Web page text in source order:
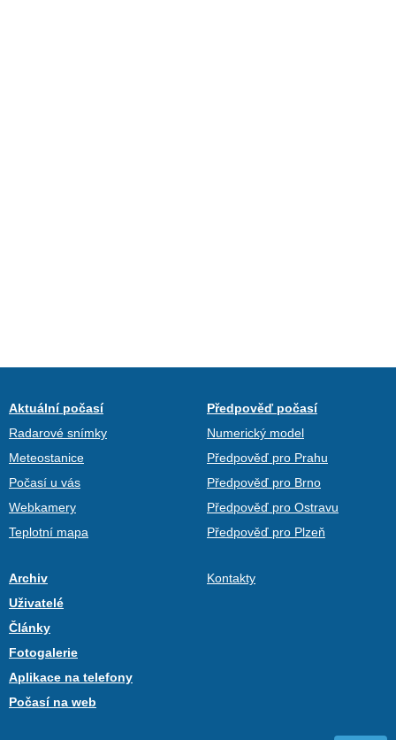
Aktuální počasí
Radarové snímky
Meteostanice
Počasí u vás
Webkamery
Teplotní mapa
Předpověď počasí
Numerický model
Předpověď pro Prahu
Předpověď pro Brno
Předpověď pro Ostravu
Předpověď pro Plzeň
Archiv
Uživatelé
Články
Fotogalerie
Aplikace na telefony
Počasí na web
Kontakty